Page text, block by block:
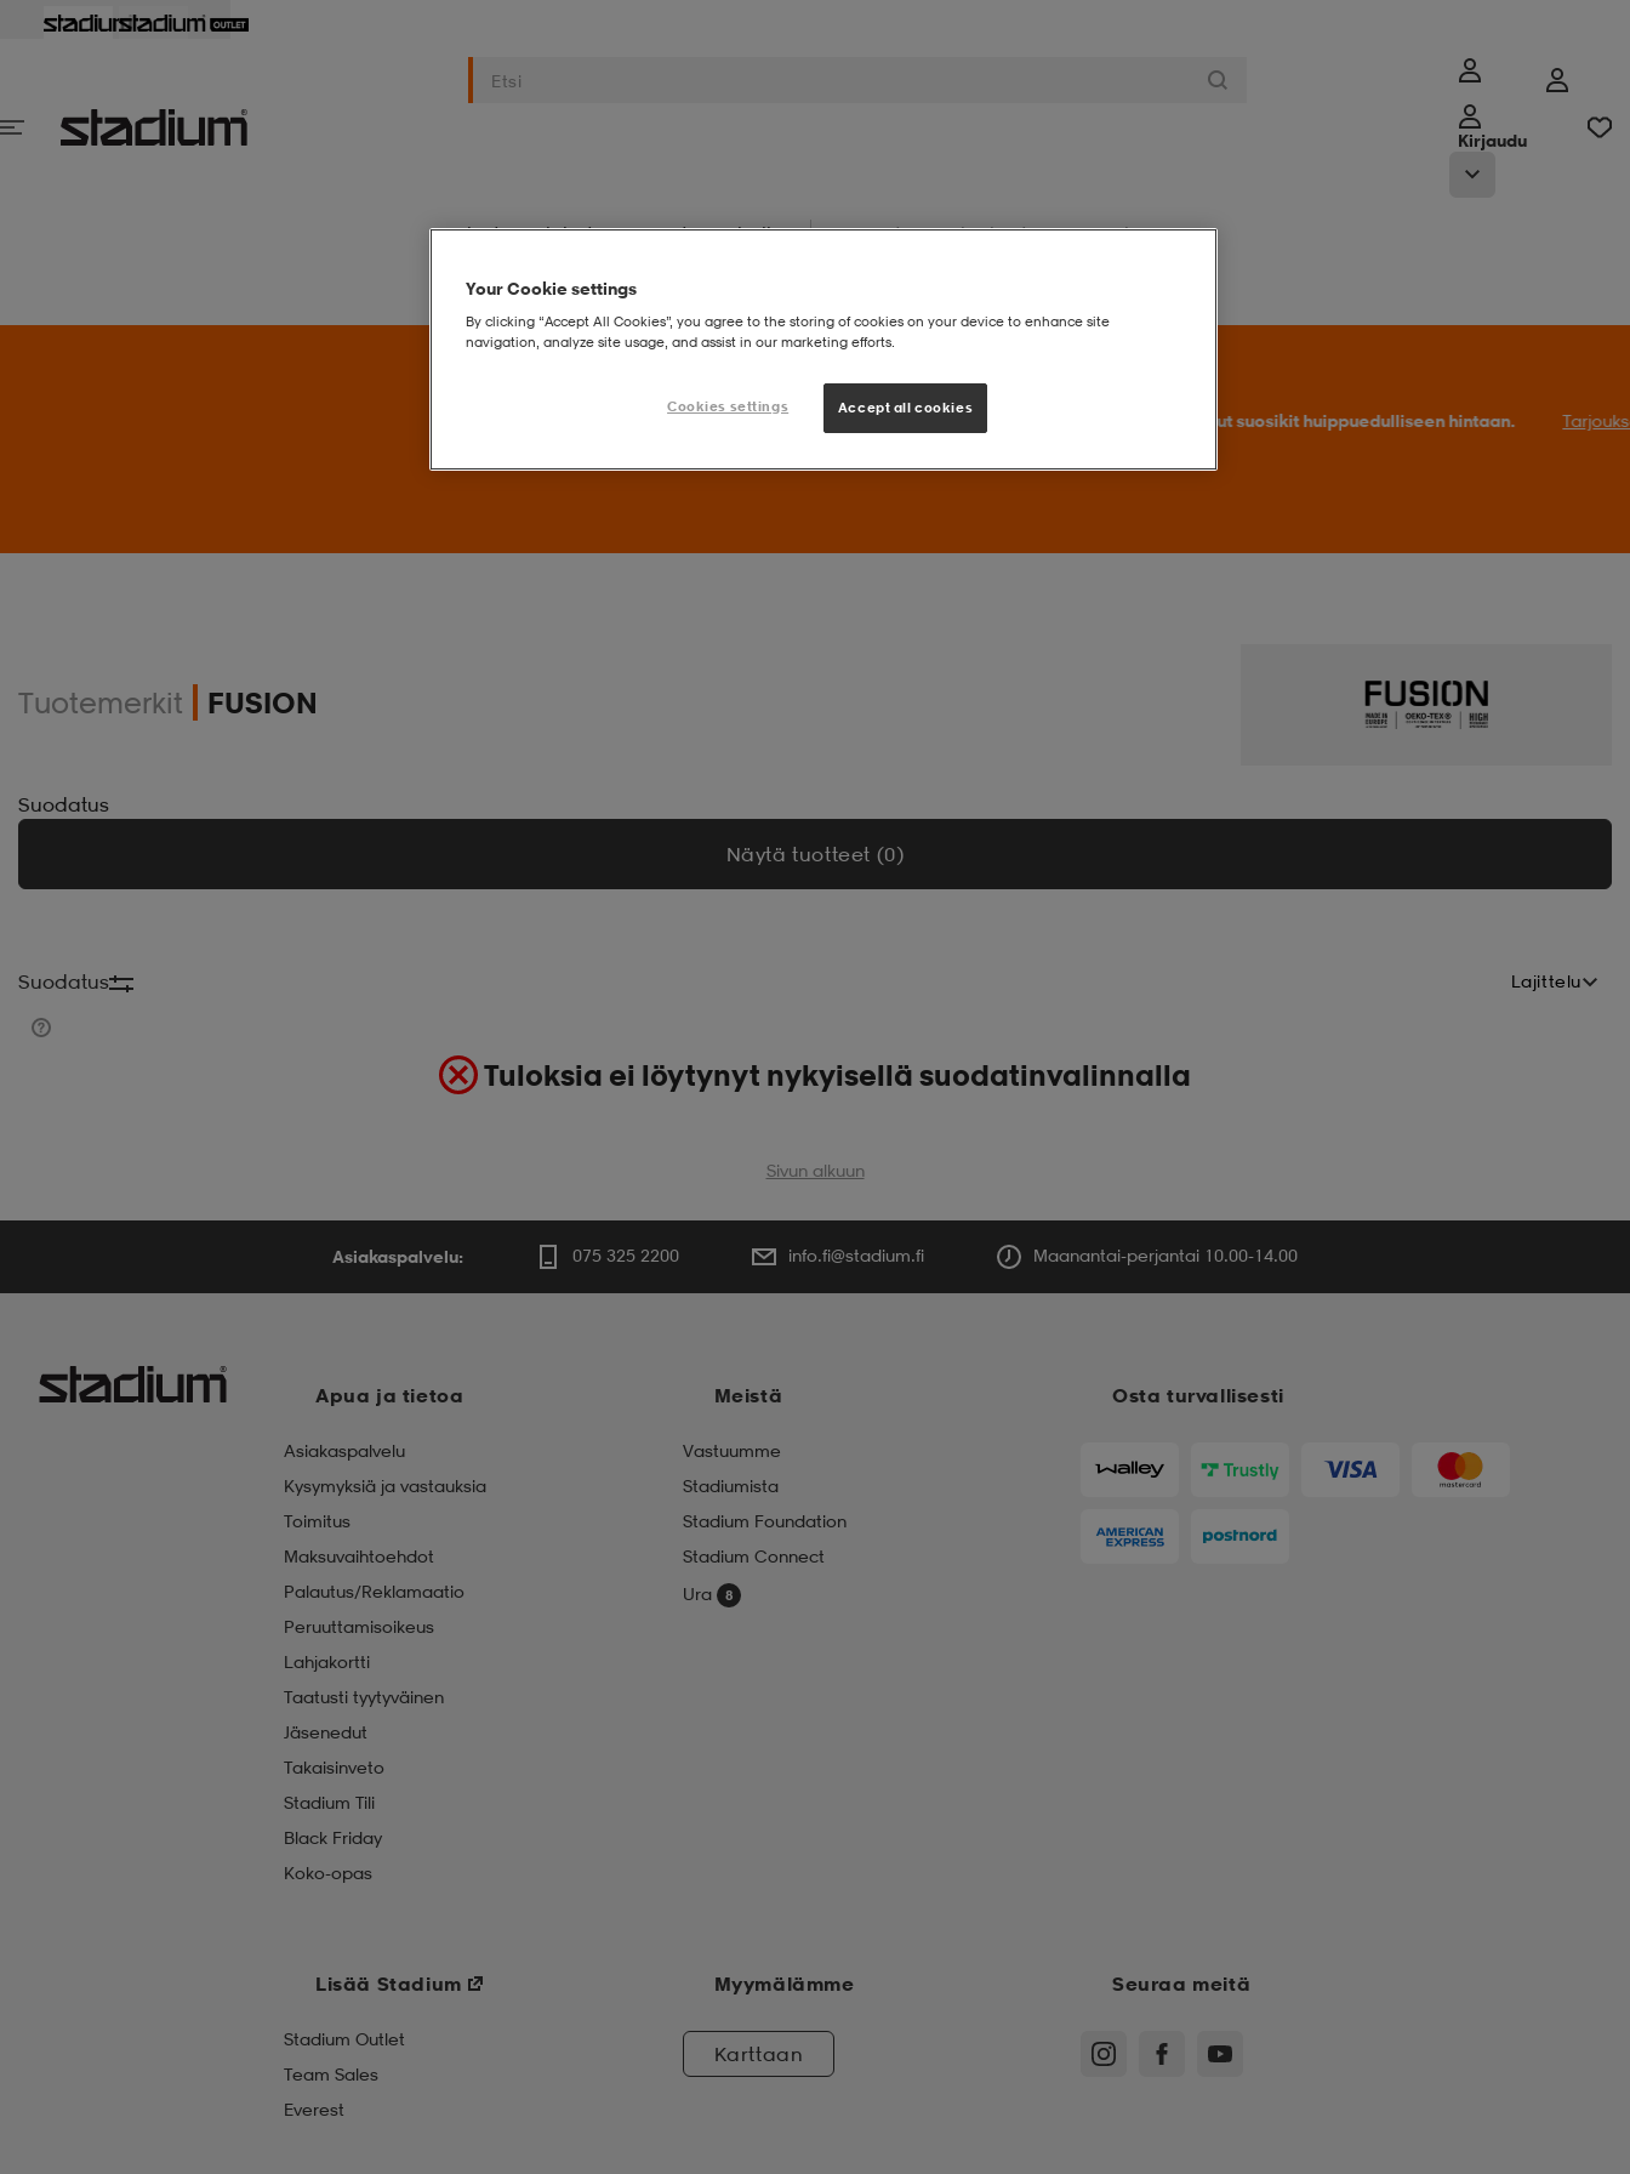
Kirjaudu
Naiset Miehet Lapset Urheilu Seurat Tarjoukset Myymälämme
Superdeals – Löydä valikoidut suosikit huippuedulliseen hintaan.
Tuotemerkit FUSION
Suodatus
Näytä tuotteet (0)
Suodatus Lajittelu
Tuloksia ei löytynyt nykyisellä suodatinvalinnalla
Sivun alkuun
Asiakaspalvelu: 075 325 2200 info.fi@stadium.fi Maanantai-perjantai 10.00-14.00
Apua ja tietoa
Asiakaspalvelu
Kysymyksiä ja vastauksia
Toimitus
Maksuvaihtoehdot
Palautus/Reklamaatio
Peruuttamisoikeus
Lahjakortti
Taatusti tyytyväinen
Jäsenedut
Takaisinveto
Stadium Tili
Black Friday
Koko-opas
Meistä
Vastuumme
Stadiumista
Stadium Foundation
Stadium Connect
Ura
Osta turvallisesti
Lisää Stadium
Stadium Outlet
Team Sales
Everest
Myymälämme
Karttaan
Seuraa meitä
Your Cookie settings
By clicking “Accept All Cookies”, you agree to the storing of cookies on your device to enhance site
navigation, analyze site usage, and assist in our marketing efforts.
Cookies settings Accept all cookies